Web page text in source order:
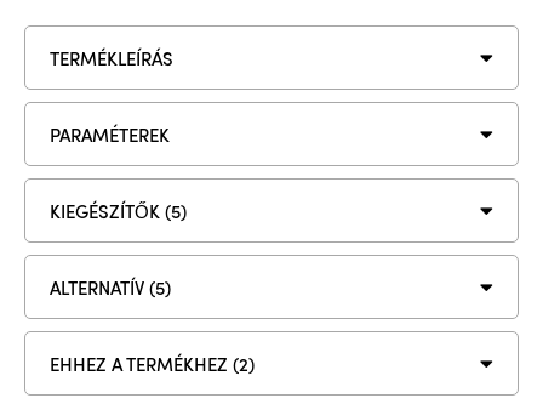
TERMÉKLEÍRÁS
PARAMÉTEREK
KIEGÉSZÍTŐK (5)
ALTERNATÍV (5)
EHHEZ A TERMÉKHEZ (2)